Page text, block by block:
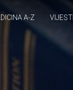
A-Z VIJESTI